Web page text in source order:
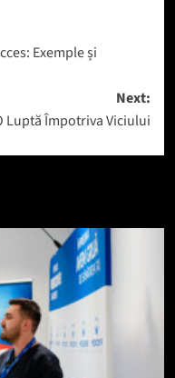
Exemple și
Next:
Luptă Împotriva Viciului